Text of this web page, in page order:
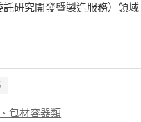
研究開發暨製造服務）領
包材容器類